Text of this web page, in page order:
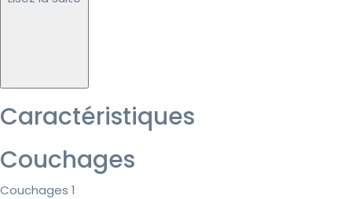
Caractéristiques
Couchages
Couchages 1